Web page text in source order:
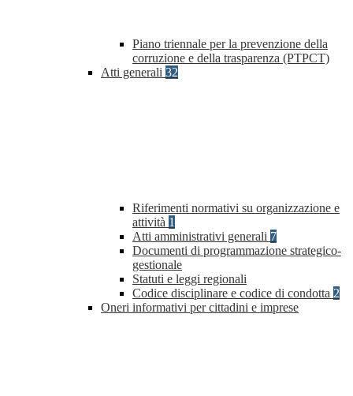
Piano triennale per la prevenzione della
corruzione e della trasparenza (PTPCT)
Atti generali 32
Riferimenti normativi su organizzazione e
attività 1
Atti amministrativi generali 7
Documenti di programmazione strategico-
gestionale
Statuti e leggi regionali
Codice disciplinare e codice di condotta 2
Oneri informativi per cittadini e imprese